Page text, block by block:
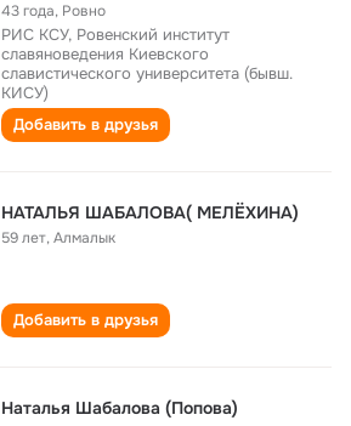
43 года, Ровно
РИС КСУ, Ровенский институт
славяноведения Киевского
славистического университета (бывш.
КИСУ)
Добавить в друзья
НАТАЛЬЯ ШАБАЛОВА( МЕЛЁХИНА)
59 лет,Алмалык
Добавить в друзья
Наталья Шабалова (Попова)